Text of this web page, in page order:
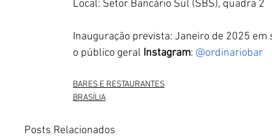
Local: Setor Bancário Sul (SBS), quadra 2
Inauguração prevista: Janeiro de 2025
o público geral Instagram: @ordinariobar
BARES E RESTAURANTES
BRASÍLIA
Posts Relacionados